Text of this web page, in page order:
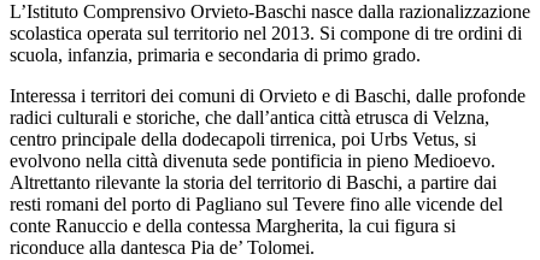
L’Istituto Comprensivo Orvieto-Baschi nasce dalla razionalizzazione
scolastica operata sul territorio nel 2013. Si compone di tre ordini di
scuola, infanzia, primaria e secondaria di primo grado.
Interessa i territori dei comuni di Orvieto e di Baschi, dalle profonde
radici culturali e storiche, che dall’antica città etrusca di Velzna,
centro principale della dodecapoli tirrenica, poi Urbs Vetus, si
evolvono nella città divenuta sede pontificia in pieno Medioevo.
Altrettanto rilevante la storia del territorio di Baschi, a partire dai
resti romani del porto di Pagliano sul Tevere fino alle vicende del
conte Ranuccio e della contessa Margherita, la cui figura si
riconduce alla dantesca Pia de’ Tolomei.